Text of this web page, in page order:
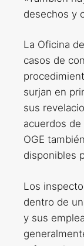
desechos y
La Oficina
casos de
surjan en
sus
acuerdos
OGE
disponibles
Los
dentro de
y sus